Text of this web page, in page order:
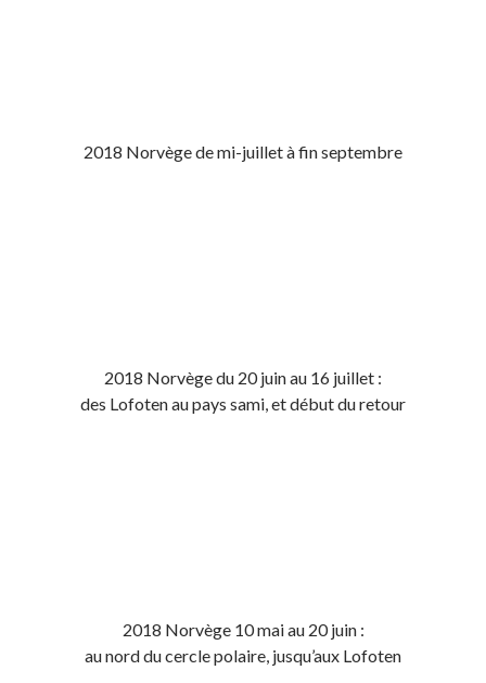
2018 Norvège de mi-juillet à fin septembre
2018 Norvège du 20 juin au 16 juillet :
des Lofoten au pays sami, et début du retour
2018 Norvège 10 mai au 20 juin :
au nord du cercle polaire, jusqu’aux Lofoten